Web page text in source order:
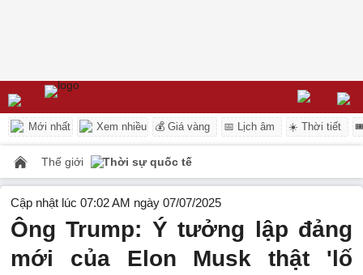
Mới nhất Xem nhiều 💰 Giá vàng 📅 Lịch âm ☀️ Thời tiết
Thế giới Thời sự quốc tế
Cập nhật lúc 07:02 AM ngày 07/07/2025
Ông Trump: Ý tưởng lập đảng
mới của Elon Musk thật 'lố